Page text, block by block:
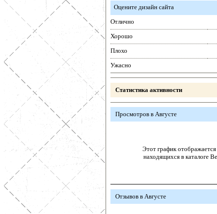
Оцените дизайн сайта
Отлично
Хорошо
Плохо
Ужасно
Статистика активности
Просмотров в Августе
Этот график отображается
находящихся в каталоге
Отзывов в Августе